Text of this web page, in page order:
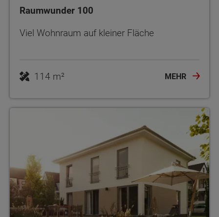
Raumwunder 100
Viel Wohnraum auf kleiner Fläche
114 m² MEHR